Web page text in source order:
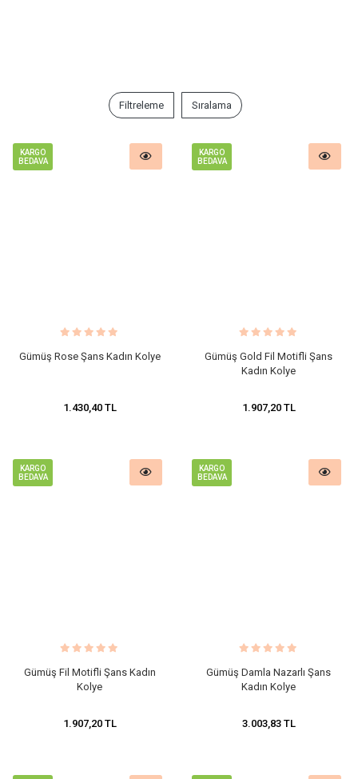
Filtreleme Sıralama
KARGO
BEDAVA
Gümüş Rose Şans Kadın Kolye
1.430,40 TL
KARGO
BEDAVA
Gümüş Gold Fil Motifli Şans
Kadın Kolye
1.907,20 TL
KARGO
BEDAVA
Gümüş Fil Motifli Şans Kadın
Kolye
1.907,20 TL
KARGO
BEDAVA
Gümüş Damla Nazarlı Şans
Kadın Kolye
3.003,83 TL